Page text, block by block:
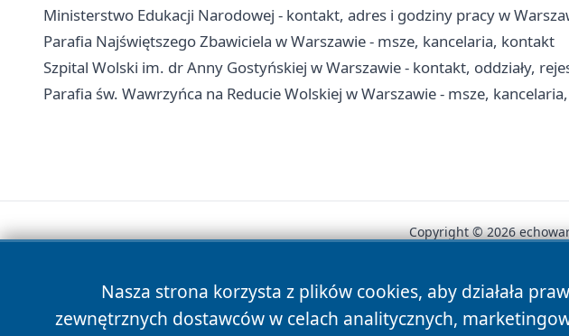
Ministerstwo Edukacji Narodowej - kontakt, adres i godziny pracy w
Parafia Najświętszego Zbawiciela w Warszawie - msze, kancelaria, kontakt
Szpital Wolski im. dr Anny Gostyńskiej w Warszawie - kontakt, oddziały,
Parafia św. Wawrzyńca na Reducie Wolskiej w Warszawie - msze,
Nasza strona korzysta z plików cookies, aby działała
zewnętrznych dostawców w celach analitycznych,
Copyright © 2026
News Autorzy